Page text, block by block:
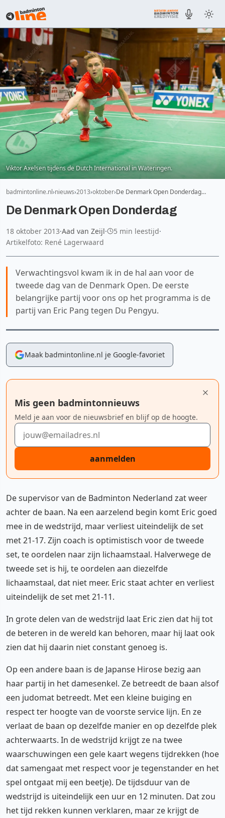
Viktor Axelsen tijdens de Dutch International in Wateringen.
badmintonline.nl nieuws 2013 oktober De Denmark Open Donderdag…
De Denmark Open Donderdag
18 oktober 2013·Aad van Zeijl· 5 min leestijd·
Artikelfoto: René Lagerwaard
Verwachtingsvol kwam ik in de hal aan voor de
tweede dag van de Denmark Open. De eerste
belangrijke partij voor ons op het programma is de
partij van Eric Pang tegen Du Pengyu.
Maak badmintonline.nl je Google-favoriet
Mis geen badmintonnieuws
Meld je aan voor de nieuwsbrief en blijf op de hoogte.
E-mailadres
aanmelden
De supervisor van de Badminton Nederland zat weer
achter de baan. Na een aarzelend begin komt Eric goed
mee in de wedstrijd, maar verliest uiteindelijk de set
met 21-17. Zijn coach is optimistisch voor de tweede
set, te oordelen naar zijn lichaamstaal. Halverwege de
tweede set is hij, te oordelen aan diezelfde
lichaamstaal, dat niet meer. Eric staat achter en verliest
uiteindelijk de set met 21-11.
In grote delen van de wedstrijd laat Eric zien dat hij tot
de beteren in de wereld kan behoren, maar hij laat ook
zien dat hij daarin niet constant genoeg is.
Op een andere baan is de Japanse Hirose bezig aan
haar partij in het damesenkel. Ze betreedt de baan alsof
een judomat betreedt. Met een kleine buiging en
respect ter hoogte van de voorste service lijn. En ze
verlaat de baan op dezelfde manier en op dezelfde plek
achterwaarts. In de wedstrijd krijgt ze na twee
waarschuwingen een gele kaart wegens tijdrekken (hoe
dat samengaat met respect voor je tegenstander en het
spel ontgaat mij een beetje). De tijdsduur van de
wedstrijd is uiteindelijk een uur en 12 minuten. Dat zou
het tijd rekken kunnen verklaren, maar ze krijgt de